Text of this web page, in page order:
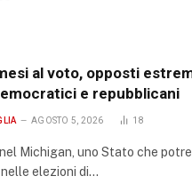
al voto, opposti
e repubblicani
AGOSTO 5, 2026 18
nel Michigan, uno Stato che
elezioni di…